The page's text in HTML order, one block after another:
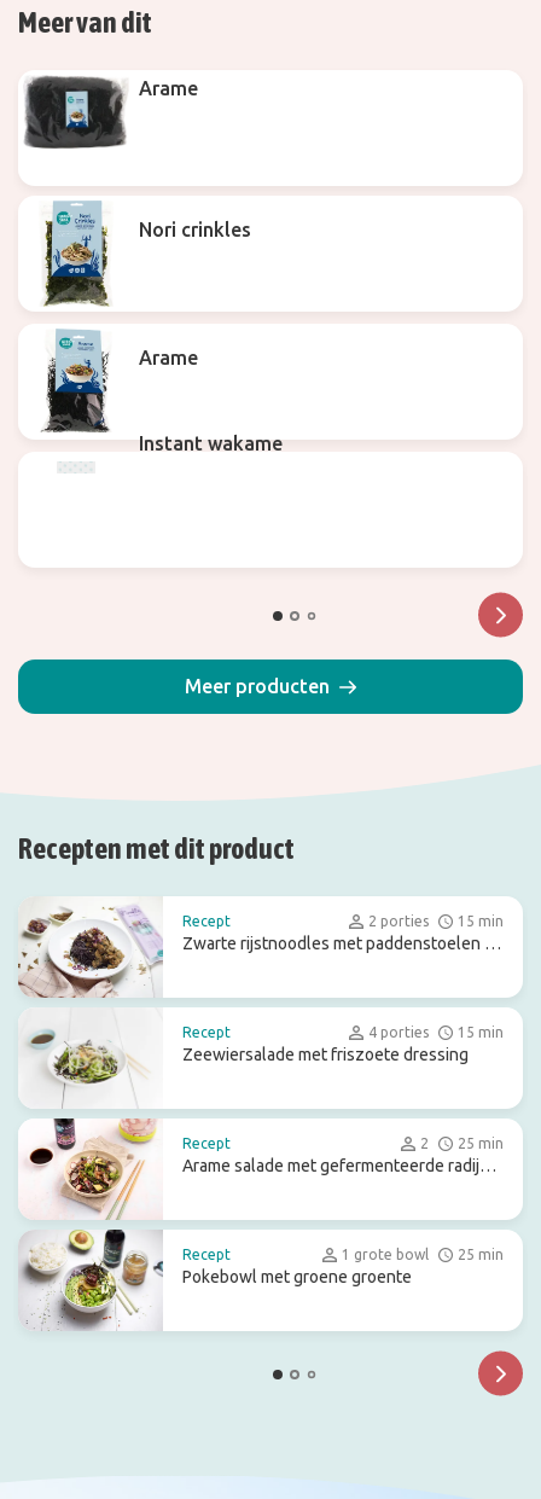
Meer van dit
Arame
Nori crinkles
Arame
Instant wakame
Meer producten
Recepten met dit product
Recept 2 porties 15 min
Zwarte rijstnoodles met paddenstoelen en
Recept 4 porties 15 min
Zeewiersalade met friszoete dressing
Recept 2 25 min
Arame salade met gefermenteerde radijs
Recept 1 grote bowl 25 min
Pokebowl met groene groente